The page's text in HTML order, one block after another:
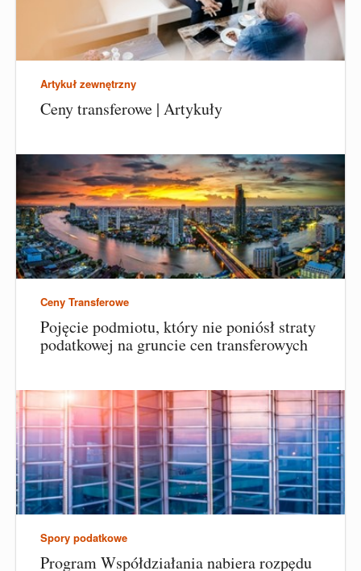
Artykuł zewnętrzny
Ceny transferowe | Artykuły
Ceny Transferowe
Pojęcie podmiotu, który nie poniósł straty
podatkowej na gruncie cen transferowych
Spory podatkowe
Program Współdziałania nabiera rozpędu